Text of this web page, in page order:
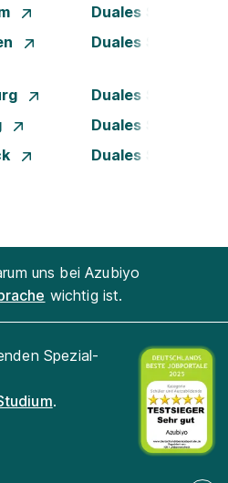
Duales Studium
Duales Studium
Duales Studium
Duales Studium
Duales Studium
uns bei Azubiyo
wichtig ist.
Spezial-
.